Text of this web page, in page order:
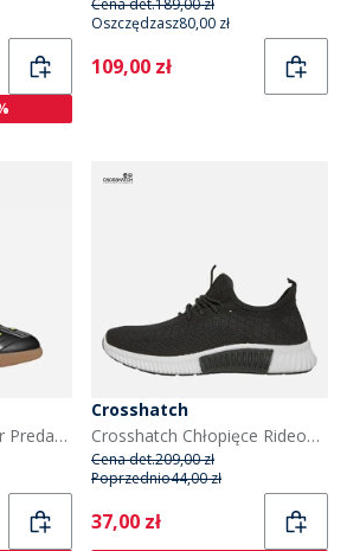
Cena det.189,00 zł
Oszczędzasz80,00 zł
Current
109,00 zł
adidas Originals Junior Predator Sala sneakersy dla chłopca kolor Core Black/Signal Green/Silver Metallic
Crosshatch
Crosshatch Chłopięce Rideout Trampki Czarny
Cena det.209,00 zł
Poprzednio44,00 zł
Current
37,00 zł